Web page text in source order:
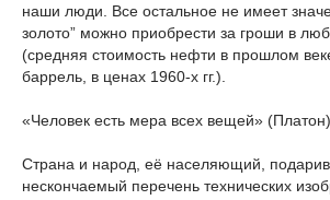
наши люди. Все остальное не имеет
золото” можно приобрести за гроши в
(средняя стоимость нефти в прошлом
баррель, в ценах 1960-х гг.).
«Человек есть мера всех вещей» (Платон)
Страна и народ, её населяющий,
нескончаемый перечень технических